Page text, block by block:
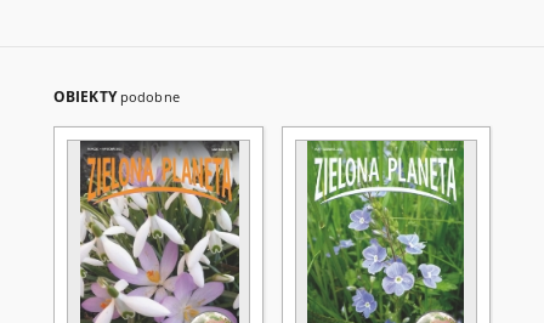
OBIEKTY podobne